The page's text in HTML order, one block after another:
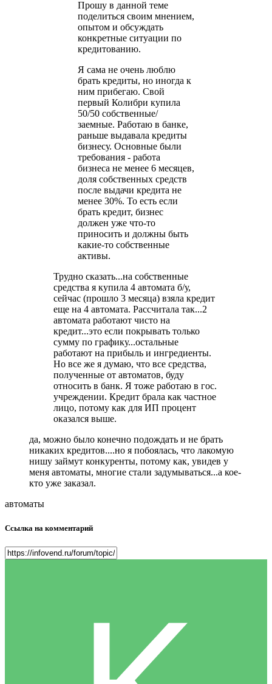
Прошу в данной теме
поделиться своим мнением,
опытом и обсуждать
конкретные ситуации по
кредитованию.
Я сама не очень люблю
брать кредиты, но иногда к
ним прибегаю. Свой
первый Колибри купила
50/50 собственные/
заемные. Работаю в банке,
раньше выдавала кредиты
бизнесу. Основные были
требования - работа
бизнеса не менее 6 месяцев,
доля собственных средств
после выдачи кредита не
менее 30%. То есть если
брать кредит, бизнес
должен уже что-то
приносить и должны быть
какие-то собственные
активы.
Трудно сказать...на собственные
средства я купила 4 автомата б/у,
сейчас (прошло 3 месяца) взяла кредит
еще на 4 автомата. Рассчитала так...2
автомата работают чисто на
кредит...это если покрывать только
сумму по графику...остальные
работают на прибыль и ингредиенты.
Но все же я думаю, что все средства,
полученные от автоматов, буду
относить в банк. Я тоже работаю в гос.
учреждении. Кредит брала как частное
лицо, потому как для ИП процент
оказался выше.
да, можно было конечно подождать и не брать
никаких кредитов....но я побоялась, что лакомую
нишу займут конкуренты, потому как, увидев у
меня автоматы, многие стали задумываться...а кое-
кто уже заказал.
автоматы
Ссылка на комментарий